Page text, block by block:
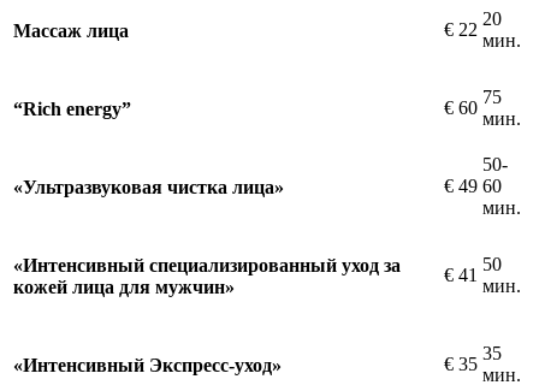
Массаж лица € 22
20
мин.
“Rich energy” € 60
75
мин.
«Ультразвуковая чистка лица» € 49
50-
60
мин.
«Интенсивный специализированный уход за
кожей лица для мужчин»
€ 41
50
мин.
«Интенсивный Экспресс-уход» € 35
35
мин.